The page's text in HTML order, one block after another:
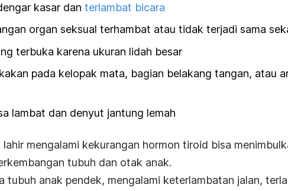
kasar dan terlambat bicara
organ seksual terhambat atau tidak terjadi sama
terbuka karena ukuran lidah besar
pada kelopak mata, bagian belakang tangan, atau
lambat dan denyut jantung lemah
mengalami kekurangan hormon tiroid bisa
tubuh dan otak anak.
tubuh anak pendek, mengalami keterlambatan jalan,